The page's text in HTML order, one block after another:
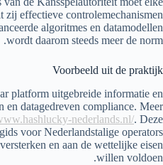
zij effectieve controlemechanismen
algoritmes en datamodellen
wordt daarom steeds meer de norm.
Voorbeeld uit de praktijk
platform uitgebreide informatie en
datagedreven compliance. Meer
nederlands.nl/. Deze
voor Nederlandstalige operators
en aan de wettelijke eisen
willen voldoen.